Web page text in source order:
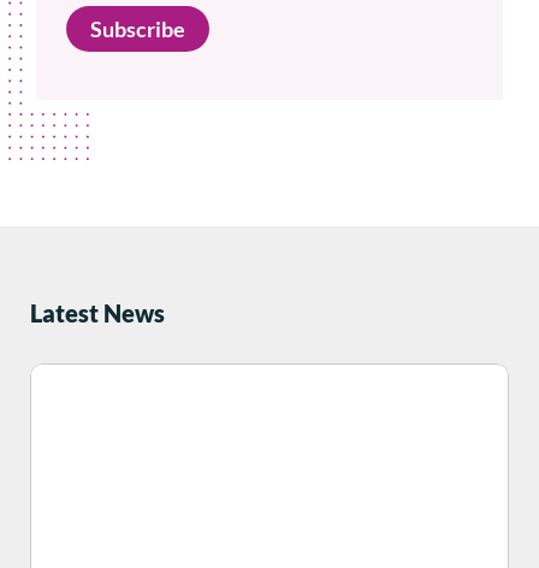
Subscribe
Latest News